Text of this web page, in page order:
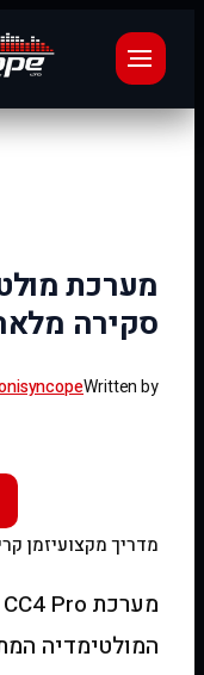
לדלג
סקירה
Written by
מדריך מקצועיזמן
המולטימדיה